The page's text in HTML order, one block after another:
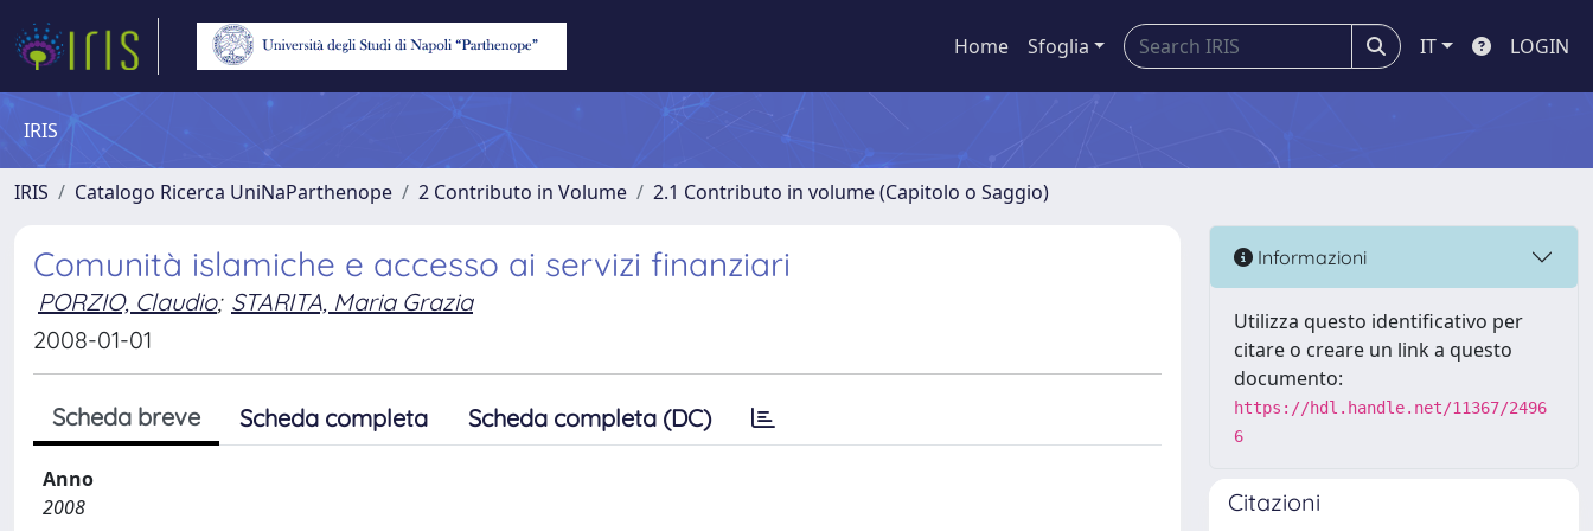
Home Sfoglia IT LOGIN
IRIS
IRIS Catalogo Ricerca UniNaParthenope 2 Contributo in Volume 2.1 Contributo in volume (Capitolo o Saggio)
Comunità islamiche e accesso ai servizi finanziari
PORZIO, Claudio; STARITA, Maria Grazia
2008-01-01
Scheda breve Scheda completa Scheda completa (DC)
Anno
2008
Informazioni
Utilizza questo identificativo per
citare o creare un link a questo
documento:
https://hdl.handle.net/11367/2496
6
Citazioni